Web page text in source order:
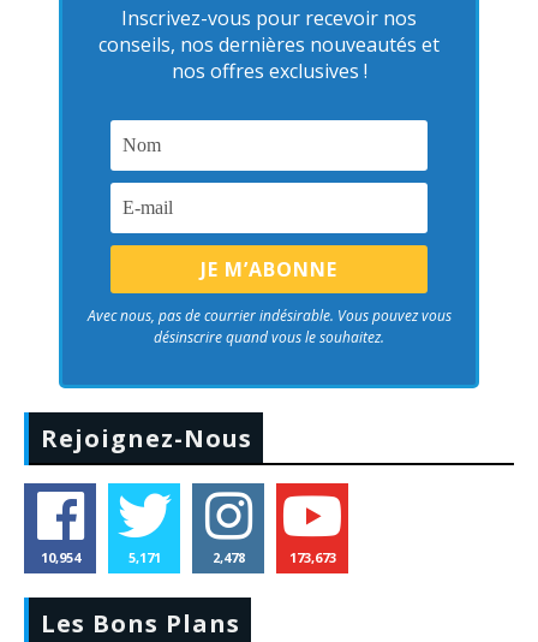
Inscrivez-vous pour recevoir nos
conseils, nos dernières nouveautés et
nos offres exclusives !
Avec nous, pas de courrier indésirable. Vous pouvez vous
désinscrire quand vous le souhaitez.
Rejoignez-Nous
10,954 5,171 2,478 173,673
Les Bons Plans